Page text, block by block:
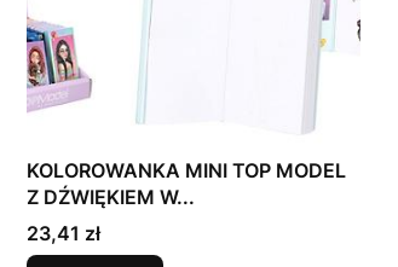
KOLOROWANKA MINI TOP MODEL
Z DŹWIĘKIEM W...
Cena
23,41 zł